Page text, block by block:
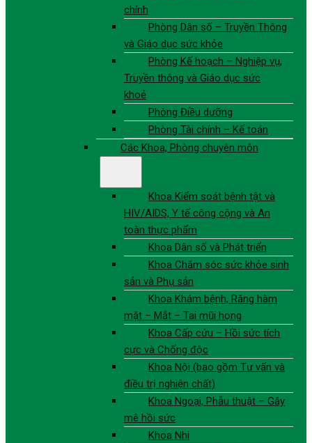
chính
Phòng Dân số – Truyền Thông
và Giáo dục sức khỏe
Phòng Kế hoạch – Nghiệp vụ,
Truyền thông và Giáo dục sức
khoẻ
Phòng Điều dưỡng
Phòng Tài chính – Kế toán
Các Khoa, Phòng chuyên môn
Khoa Kiểm soát bệnh tật và
HIV/AIDS, Y tế công cộng và An
toàn thực phẩm
Khoa Dân số và Phát triển
Khoa Chăm sóc sức khỏe sinh
sản và Phụ sản
Khoa Khám bệnh, Răng hàm
mặt – Mắt – Tai mũi họng
Khoa Cấp cứu – Hồi sức tích
cực và Chống độc
Khoa Nội (bao gồm Tư vấn và
điều trị nghiện chất)
Khoa Ngoại, Phẫu thuật – Gây
mê hồi sức
Khoa Nhi